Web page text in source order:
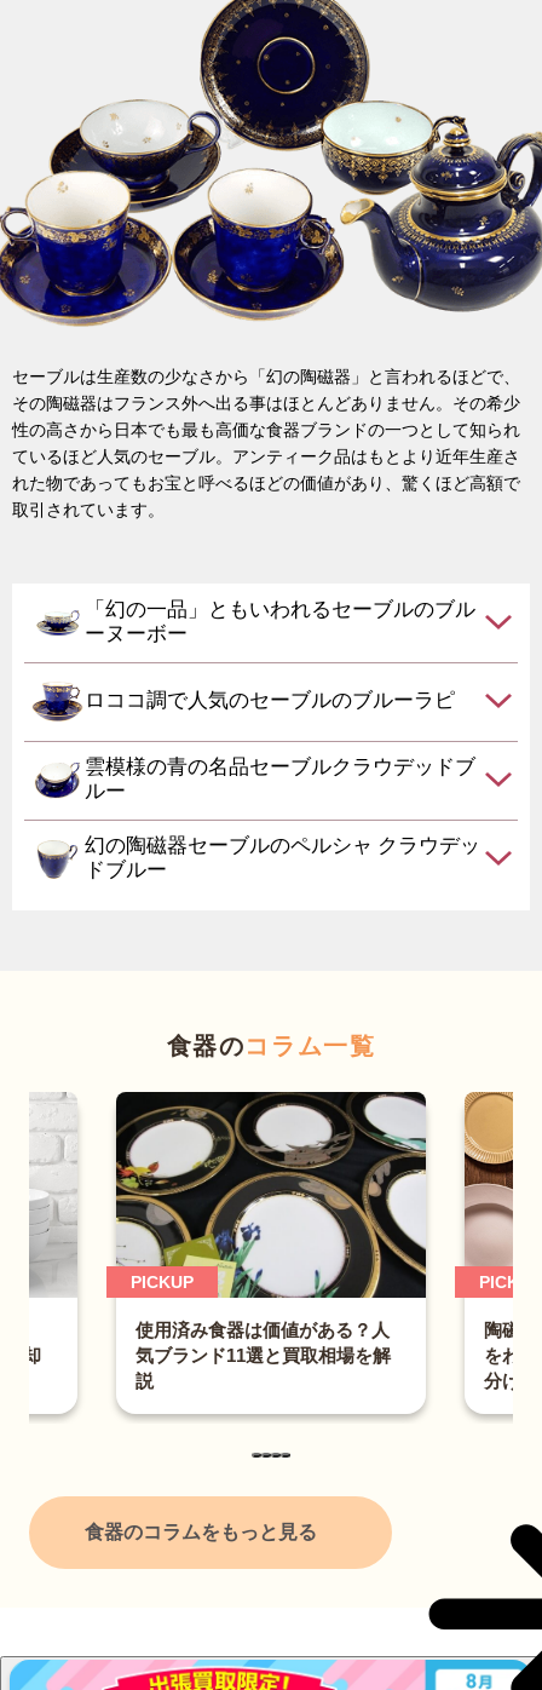
セーブルは生産数の少なさから「幻の陶磁器」と言われるほどで、
その陶磁器はフランス外へ出る事はほとんどありません。その希少
性の高さから日本でも最も高価な食器ブランドの一つとして知られ
ているほど人気のセーブル。アンティーク品はもとより近年生産さ
れた物であってもお宝と呼べるほどの価値があり、驚くほど高額で
取引されています。
「幻の一品」ともいわれるセーブルのブル
ーヌーボー
ロココ調で人気のセーブルのブルーラピ
雲模様の青の名品セーブルクラウデッドブ
ルー
幻の陶磁器セーブルのペルシャ クラウデッ
ドブルー
食器のコラム一覧
売却
PICKUP
使用済み食器は価値がある？人
気ブランド11選と買取相場を解
説
PICKUP
陶磁
をわ
分け
食器のコラムをもっと見る